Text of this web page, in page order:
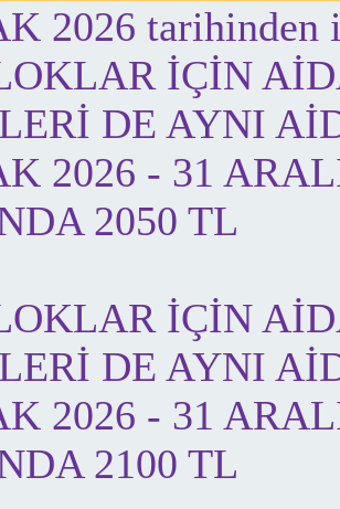
2026 tarihinden
İÇİN
DE AYNI
2026 - 31
2050 TL
İÇİN
DE AYNI
2026 - 31
2100 TL